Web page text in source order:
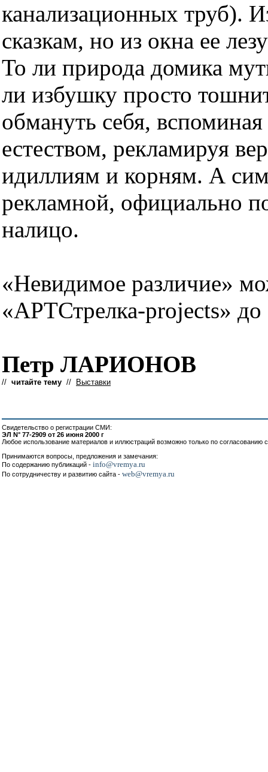
канализационных труб).
сказкам, но из окна ее
То ли природа домика
ли избушку просто
обмануть себя,
естеством, рекламируя
идиллиям и корням. А
рекламной, официально
налицо.
«Невидимое различие»
«АРТСтрелка-projects»
Петр ЛАРИОНОВ
// читайте тему // Выставки
Свидетельство о регистрации СМИ:
ЭЛ N° 77-2909 от 26 июня 2000 г
Любое использование материалов и иллюстраций возможно только по согласованию
Принимаются вопросы, предложения и замечания:
По содержанию публикаций - info@vremya.ru
По сотрудничеству и развитию сайта - web@vremya.ru